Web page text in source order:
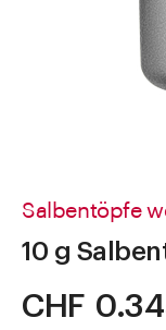
Salbentöpfe
10 g
CHF 0.34